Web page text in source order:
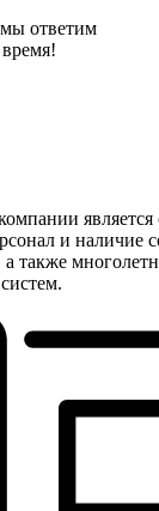
ответим
и наличие
а также